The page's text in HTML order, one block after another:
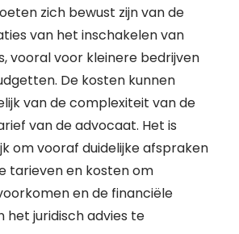
zich bewust zijn van de
van het inschakelen van
vooral voor kleinere bedrijven
De kosten kunnen
van de complexiteit van de
van de advocaat. Het is
om vooraf duidelijke afspraken
tarieven en kosten om
en de financiële
het juridisch advies te